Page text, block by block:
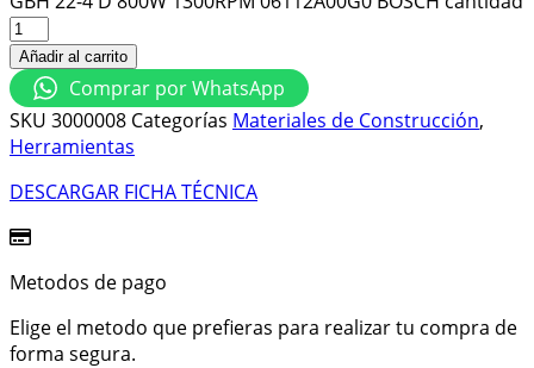
Añadir al carrito
Comprar por WhatsApp
SKU 3000008 Categorías Materiales de Construcción,
Herramientas
DESCARGAR FICHA TÉCNICA
Metodos de pago
Elige el metodo que prefieras para realizar tu compra de
forma segura.